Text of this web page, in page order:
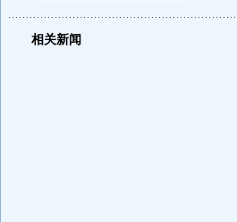
相关新闻